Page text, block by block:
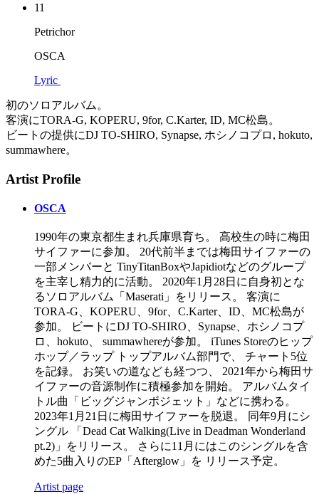
11
Petrichor
OSCA
Lyric
初のソロアルバム。
客演にTORA-G, KOPERU, 9for, C.Karter, ID, MC松島。
ビートの提供にDJ TO-SHIRO, Synapse, ホシノコプロ, hokuto,
summawhere。
Artist Profile
OSCA
1990年の東京都生まれ兵庫県育ち。 高校生の時に梅田
サイファーに参加。 20代前半までは梅田サイファーの
一部メンバーと TinyTitanBoxやJapidiotなどのグループ
を主宰し精力的に活動。 2020年1月28日に自身初とな
るソロアルバム「Maserati」をリリース。 客演に
TORA-G、KOPERU、9for、C.Karter、ID、MC松島が
参加。 ビートにDJ TO-SHIRO、Synapse、ホシノコプ
ロ、hokuto、 summawhereが参加。 iTunes Storeのヒップ
ホップ／ラップ トップアルバム部門で、 チャート5位
を記録。 お笑いの道なども経つつ、 2021年から梅田サ
イファーの音源制作に積極参加を開始。 アルバムタイ
トル曲「ビッグジャンボジェット」などに携わる。
2023年1月21日に梅田サイファーを脱退。 同年9月にシ
ングル 「Dead Cat Walking(Live in Deadman Wonderland
pt.2)」をリリース。 さらに11月にはこのシングルを含
めた5曲入りのEP「Afterglow」を リリース予定。
Artist page